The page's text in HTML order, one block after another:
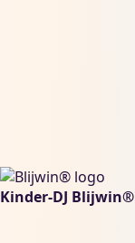
Kinder-DJ Blijwin®